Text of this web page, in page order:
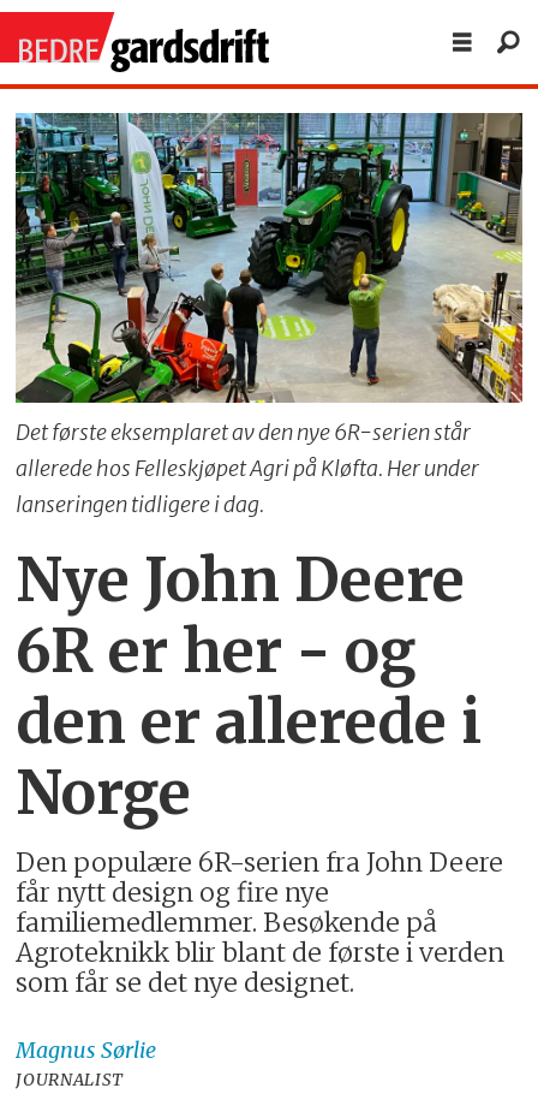
Det første eksemplaret av den nye 6R-serien står
allerede hos Felleskjøpet Agri på Kløfta. Her under
lanseringen tidligere i dag.
Nye John Deere
6R er her - og
den er allerede i
Norge
Den populære 6R-serien fra John Deere
får nytt design og fire nye
familiemedlemmer. Besøkende på
Agroteknikk blir blant de første i verden
som får se det nye designet.
Magnus Sørlie
JOURNALIST